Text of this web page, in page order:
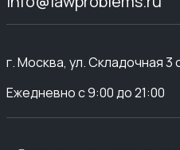
г. Москва, ул. Складочная 3
Ежедневно с 9:00 до 21:00